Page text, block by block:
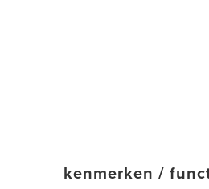
kenmerken /